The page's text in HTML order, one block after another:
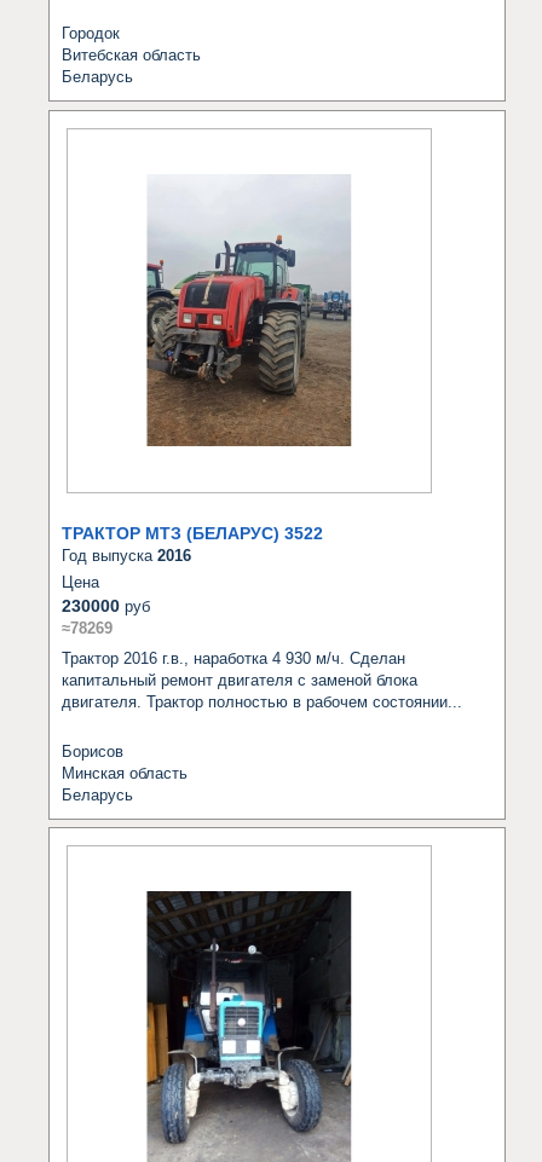
Городок
Витебская область
Беларусь
ТРАКТОР МТЗ (БЕЛАРУС) 3522
Год выпуска 2016
Цена
230000 руб
≈78269
Трактор 2016 г.в., наработка 4 930 м/ч. Сделан
капитальный ремонт двигателя с заменой блока
двигателя. Трактор полностью в рабочем состоянии...
Борисов
Минская область
Беларусь